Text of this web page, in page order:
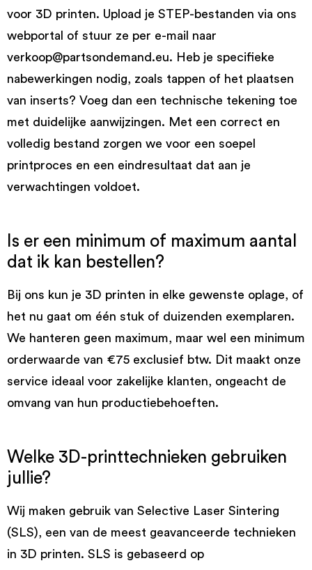
voor 3D printen. Upload je STEP-bestanden via ons
webportal of stuur ze per e-mail naar
verkoop@partsondemand.eu. Heb je specifieke
nabewerkingen nodig, zoals tappen of het plaatsen
van inserts? Voeg dan een technische tekening toe
met duidelijke aanwijzingen. Met een correct en
volledig bestand zorgen we voor een soepel
printproces en een eindresultaat dat aan je
verwachtingen voldoet.
Is er een minimum of maximum aantal
dat ik kan bestellen?
Bij ons kun je 3D printen in elke gewenste oplage, of
het nu gaat om één stuk of duizenden exemplaren.
We hanteren geen maximum, maar wel een minimum
orderwaarde van €75 exclusief btw. Dit maakt onze
service ideaal voor zakelijke klanten, ongeacht de
omvang van hun productiebehoeften.
Welke 3D-printtechnieken gebruiken
jullie?
Wij maken gebruik van Selective Laser Sintering
(SLS), een van de meest geavanceerde technieken
in 3D printen. SLS is gebaseerd op